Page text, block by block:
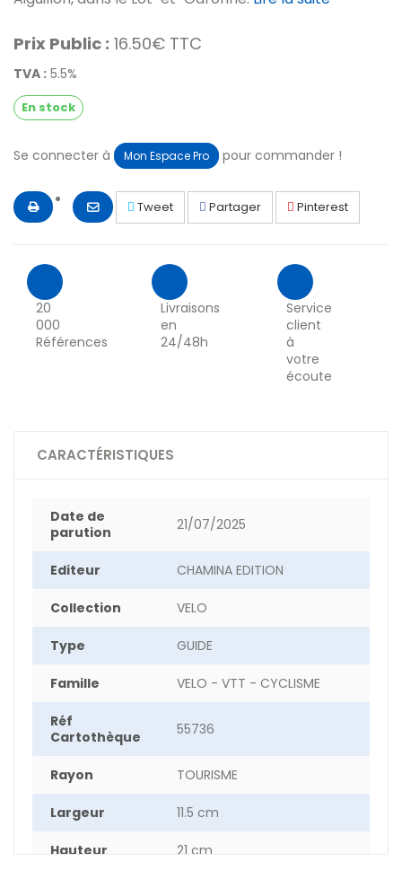
Prix Public : 16.50€ TTC
TVA : 5.5%
En stock
Se connecter à Mon Espace Pro pour commander !
Tweet Partager Pinterest
20
000
Références
Livraisons
en
24/48h
Service
client
à
votre
écoute
CARACTÉRISTIQUES
Date de
parution
21/07/2025
Editeur CHAMINA EDITION
Collection VELO
Type GUIDE
Famille VELO - VTT - CYCLISME
Réf
Cartothèque
55736
Rayon TOURISME
Largeur 11.5 cm
Hauteur 21 cm